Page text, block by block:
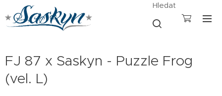
Hledat
FJ 87 x Saskyn - Puzzle Frog
(vel. L)